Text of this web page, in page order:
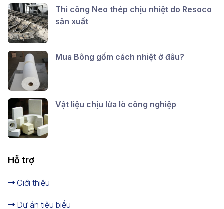
Thi công Neo thép chịu nhiệt do Resoco
sản xuất
Mua Bông gốm cách nhiệt ở đâu?
Vật liệu chịu lửa lò công nghiệp
Hỗ trợ
Giới thiệu
Dự án tiêu biểu